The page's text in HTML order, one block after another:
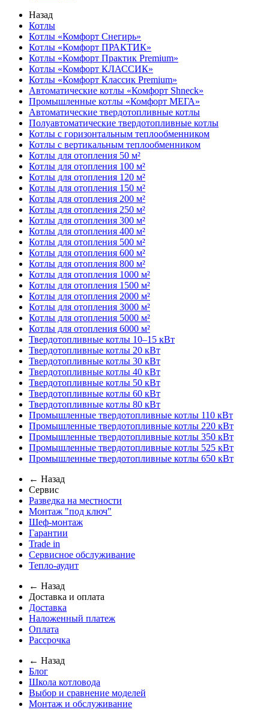
Назад
Котлы
Котлы «Комфорт Снегирь»
Котлы «Комфорт ПРАКТИК»
Котлы «Комфорт Практик Premium»
Котлы «Комфорт КЛАССИК»
Котлы «Комфорт Классик Premium»
Автоматические котлы «Комфорт Shneck»
Промышленные котлы «Комфорт МЕГА»
Автоматические твердотопливные котлы
Полуавтоматические твердотопливные котлы
Котлы с горизонтальным теплообменником
Котлы с вертикальным теплообменником
Котлы для отопления 50 м²
Котлы для отопления 100 м²
Котлы для отопления 120 м²
Котлы для отопления 150 м²
Котлы для отопления 200 м²
Котлы для отопления 250 м²
Котлы для отопления 300 м²
Котлы для отопления 400 м²
Котлы для отопления 500 м²
Котлы для отопления 600 м²
Котлы для отопления 800 м²
Котлы для отопления 1000 м²
Котлы для отопления 1500 м²
Котлы для отопления 2000 м²
Котлы для отопления 3000 м²
Котлы для отопления 5000 м²
Котлы для отопления 6000 м²
Твердотопливные котлы 10–15 кВт
Твердотопливные котлы 20 кВт
Твердотопливные котлы 30 кВт
Твердотопливные котлы 40 кВт
Твердотопливные котлы 50 кВт
Твердотопливные котлы 60 кВт
Твердотопливные котлы 80 кВт
Промышленные твердотопливные котлы 110 кВт
Промышленные твердотопливные котлы 220 кВт
Промышленные твердотопливные котлы 350 кВт
Промышленные твердотопливные котлы 525 кВт
Промышленные твердотопливные котлы 650 кВт
← Назад
Сервис
Разведка на местности
Монтаж "под ключ"
Шеф-монтаж
Гарантии
Trade in
Сервисное обслуживание
Тепло-аудит
← Назад
Доставка и оплата
Доставка
Наложенный платеж
Оплата
Рассрочка
← Назад
Блог
Школа котловода
Выбор и сравнение моделей
Монтаж и обслуживание